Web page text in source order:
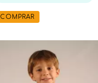
COMPRAR